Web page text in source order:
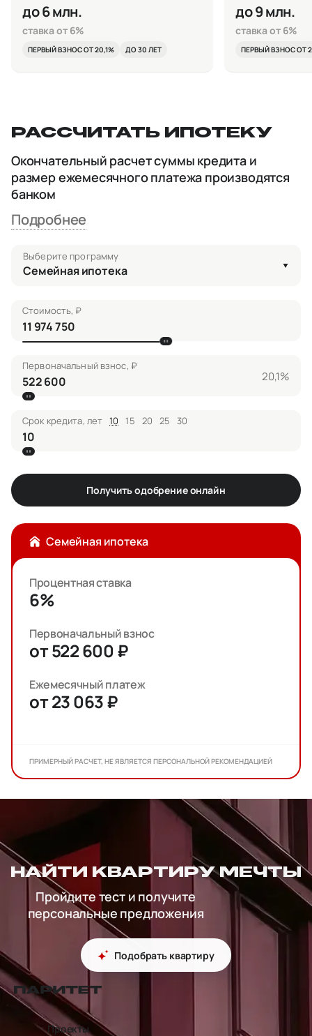
до 6 млн.
ставка от 6%
ПЕРВЫЙ ВЗНОС ОТ 20,1% ДО 30 ЛЕТ
до 9 млн.
ставка от 6%
ПЕРВЫЙ ВЗНОС ОТ
РАССЧИТАТЬ ИПОТЕКУ
Окончательный расчет суммы кредита и
размер ежемесячного платежа производятся
банком
Подробнее
Выберите программу
Семейная ипотека
Стоимость, ₽
Первоначальный взнос, ₽
20,1%
Срок кредита, лет 10 15 20 25 30
Получить одобрение онлайн
Семейная ипотека
Процентная ставка
6%
Первоначальный взнос
от 522 600 ₽
Ежемесячный платеж
от 23 063 ₽
ПРИМЕРНЫЙ РАСЧЕТ, НЕ ЯВЛЯЕТСЯ ПЕРСОНАЛЬНОЙ РЕКОМЕНДАЦИЕЙ
НАЙТИ КВАРТИРУ МЕЧТЫ
Пройдите тест и получите
персональные предложения
Подобрать квартиру
перейти на главную страницу
Проекты